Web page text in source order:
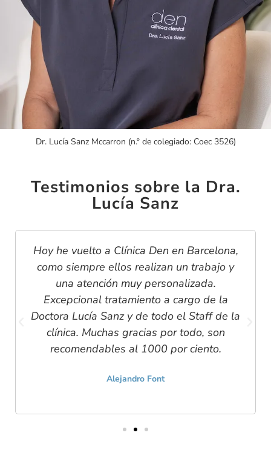
Dr. Lucía Sanz Mccarron (n.º de colegiado: Coec 3526)
Testimonios sobre la Dra.
Lucía Sanz
Hoy he vuelto a Clínica Den en Barcelona,
como siempre ellos realizan un trabajo y
una atención muy personalizada.
Excepcional tratamiento a cargo de la
Doctora Lucía Sanz y de todo el Staff de la
clínica. Muchas gracias por todo, son
recomendables al 1000 por ciento.
Alejandro Font